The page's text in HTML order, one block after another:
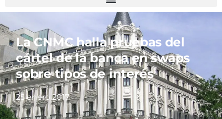
La CNMC halla pruebas del
cártel de la banca en swaps
sobre tipos de interés
25 enero 2017